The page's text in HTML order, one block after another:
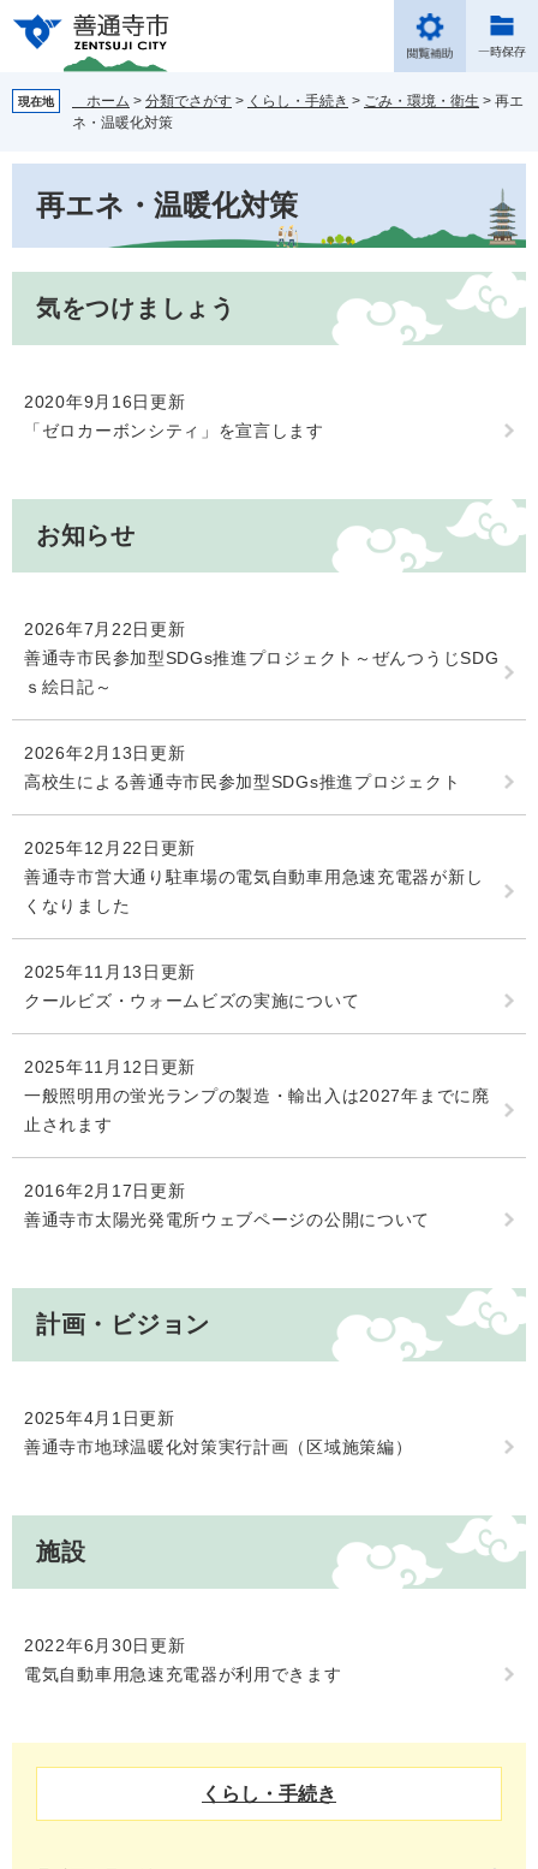
の
先
で
ー
を
ば
現在地 ホーム > 分類でさがす > くらし・手続き > ごみ・環境・衛生 > 再エ
ネ・温暖化対策
再エネ・温暖化対策
気をつけましょう
2020年9月16日更新
「ゼロカーボンシティ」を宣言します
お知らせ
2026年7月22日更新
善通寺市民参加型SDGs推進プロジェクト～ぜんつうじSDG
ｓ絵日記～
2026年2月13日更新
高校生による善通寺市民参加型SDGs推進プロジェクト
2025年12月22日更新
善通寺市営大通り駐車場の電気自動車用急速充電器が新し
くなりました
2025年11月13日更新
クールビズ・ウォームビズの実施について
2025年11月12日更新
一般照明用の蛍光ランプの製造・輸出入は2027年までに廃
止されます
2016年2月17日更新
善通寺市太陽光発電所ウェブページの公開について
計画・ビジョン
2025年4月1日更新
善通寺市地球温暖化対策実行計画（区域施策編）
施設
2022年6月30日更新
電気自動車用急速充電器が利用できます
くらし・手続き